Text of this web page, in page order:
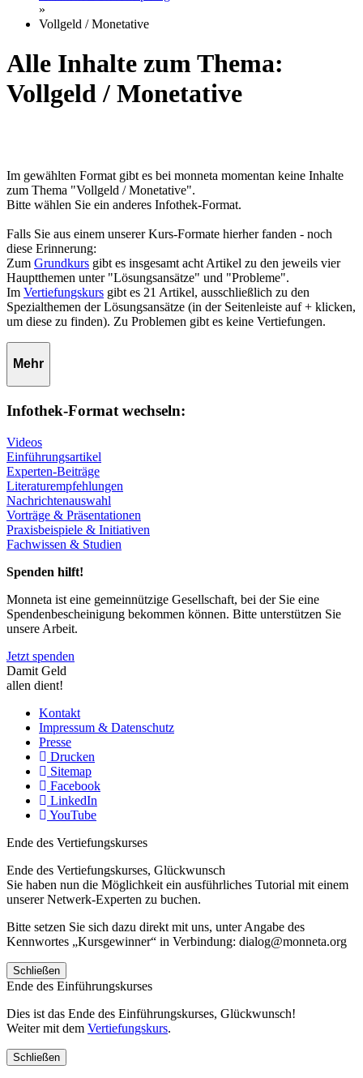
»
Vollgeld / Monetative
Alle Inhalte zum Thema:
Vollgeld / Monetative
Im gewählten Format gibt es bei monneta momentan keine Inhalte
zum Thema "Vollgeld / Monetative".
Bitte wählen Sie ein anderes Infothek-Format.
Falls Sie aus einem unserer Kurs-Formate hierher fanden - noch
diese Erinnerung:
Zum Grundkurs gibt es insgesamt acht Artikel zu den jeweils vier
Hauptthemen unter "Lösungsansätze" und "Probleme".
Im Vertiefungskurs gibt es 21 Artikel, ausschließlich zu den
Spezialthemen der Lösungsansätze (in der Seitenleiste auf + klicken,
um diese zu finden). Zu Problemen gibt es keine Vertiefungen.
Mehr
Infothek-Format wechseln:
Videos
Einführungsartikel
Experten-Beiträge
Literaturempfehlungen
Nachrichtenauswahl
Vorträge & Präsentationen
Praxisbeispiele & Initiativen
Fachwissen & Studien
Spenden hilft!
Monneta ist eine gemeinnützige Gesellschaft, bei der Sie eine
Spendenbescheinigung bekommen können. Bitte unterstützen Sie
unsere Arbeit.
Jetzt spenden
Damit Geld
allen dient!
Kontakt
Impressum & Datenschutz
Presse
Drucken
Sitemap
Facebook
LinkedIn
YouTube
Ende des Vertiefungskurses
Ende des Vertiefungskurses, Glückwunsch
Sie haben nun die Möglichkeit ein ausführliches Tutorial mit einem
unserer Netwerk-Experten zu buchen.
Bitte setzen Sie sich dazu direkt mit uns, unter Angabe des
Kennwortes „Kursgewinner“ in Verbindung: dialog@monneta.org
Schließen
Ende des Einführungskurses
Dies ist das Ende des Einführungskurses, Glückwunsch!
Weiter mit dem Vertiefungskurs.
Schließen